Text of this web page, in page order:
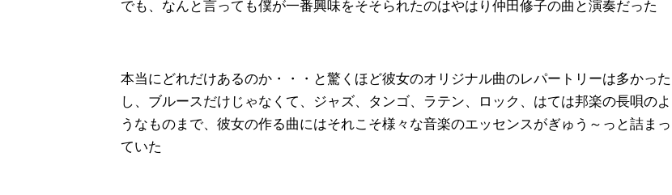
でも、なんと言っても僕が一番興味をそそられたのはやはり仲田修子の曲と演奏だった
本当にどれだけあるのか・・・と驚くほど彼女のオリジナル曲のレパートリーは多かった
し、ブルースだけじゃなくて、ジャズ、タンゴ、ラテン、ロック、はては邦楽の長唄のよ
うなものまで、彼女の作る曲にはそれこそ様々な音楽のエッセンスがぎゅう～っと詰まっ
ていた